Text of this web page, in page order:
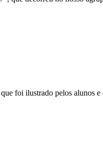
ilustrado pelos alunos e